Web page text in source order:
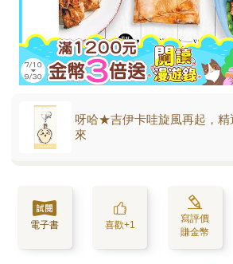
呀哈★吉伊卡哇旋風再起，精
來
電子書 喜歡+1
寫評價
賺金幣